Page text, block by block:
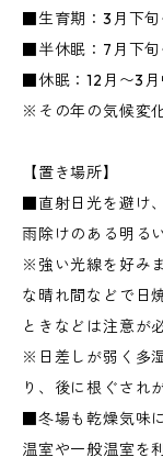
■生育期：3月下旬
■半休眠：7月下旬
■休眠：12月〜3月
※その年の気候変
【置き場所】
■直射日光を避け
雨除けのある明る
※強い光線を好み
な晴れ間などで日
ときなどは注意が
※日差しが弱く多
り、後に根ぐされ
■冬場も乾燥気味
温室や一般温室を